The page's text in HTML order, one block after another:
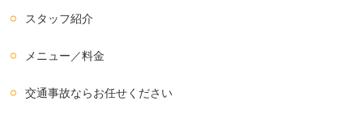
スタッフ紹介
メニュー／料金
交通事故ならお任せください